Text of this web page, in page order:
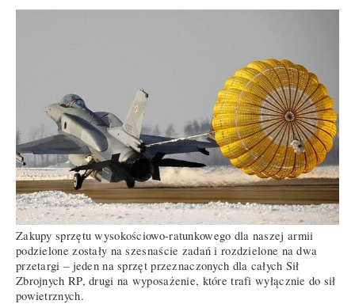
Zakupy sprzętu wysokościowo-ratunkowego dla naszej armii
podzielone zostały na szesnaście zadań i rozdzielone na dwa
przetargi – jeden na sprzęt przeznaczonych dla całych Sił
Zbrojnych RP, drugi na wyposażenie, które trafi wyłącznie do sił
powietrznych.